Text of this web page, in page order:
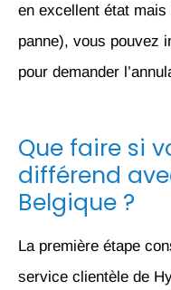
en excellent état
panne), vous pouvez
pour demander
Que faire si
différend
Belgique ?
La première étape
service clientèle de